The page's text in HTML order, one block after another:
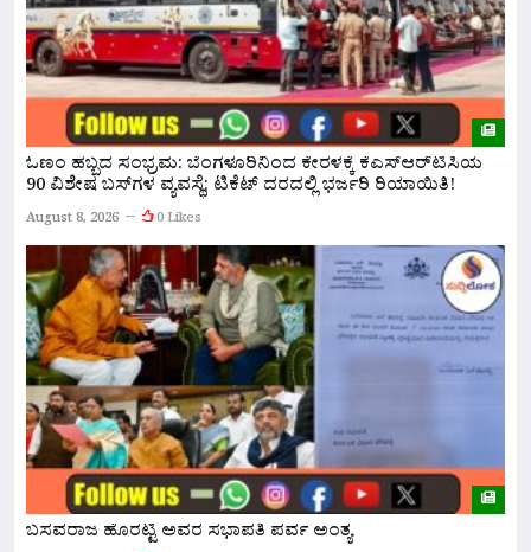
ಓಣಂ ಹಬ್ಬದ ಸಂಭ್ರಮ: ಬೆಂಗಳೂರಿನಿಂದ ಕೇರಳಕ್ಕೆ ಕೆಎಸ್‌ಆರ್‌ಟಿಸಿಯ
90 ವಿಶೇಷ ಬಸ್‌ಗಳ ವ್ಯವಸ್ಥೆ; ಟಿಕೆಟ್ ದರದಲ್ಲಿ ಭರ್ಜರಿ ರಿಯಾಯಿತಿ!
August 8, 2026 0 Likes
ಬಸವರಾಜ ಹೊರಟ್ಟಿ ಅವರ ಸಭಾಪತಿ ಪರ್ವ ಅಂತ್ಯ